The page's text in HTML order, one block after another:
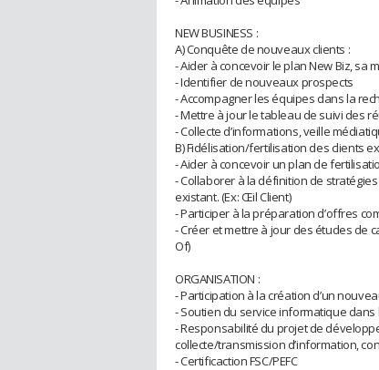
NEW BUSINESS :
A) Conquête de nouveaux clients :
- Aider à concevoir le plan New Biz, sa
- Identifier de nouveaux prospects
- Accompagner les équipes dans la
- Mettre à jour le tableau de suivi des
- Collecte d’informations, veille
B) Fidélisation/fertilisation des clients
- Aider à concevoir un plan de
- Collaborer à la définition de
existant. (Ex: Œil Client)
- Participer à la préparation d’offres
- Créer et mettre à jour des études de
Of)
ORGANISATION :
- Participation à la création d’un
- Soutien du service informatique
- Responsabilité du projet de
collecte/transmission d’information,
- Certificaction FSC/PEFC